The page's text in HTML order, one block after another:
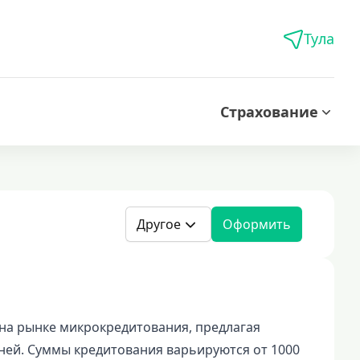
Тула
Страхование
Другое Оформить
рынке микрокредитования, предлагая
Суммы кредитования варьируются от 1000